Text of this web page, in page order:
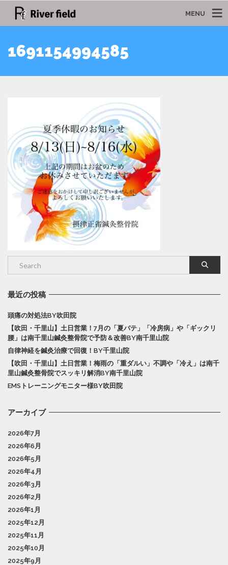
MENU
1691154994585
最近の投稿
頭痛の対処法BY吹田院
【吹田・千里山】土日営業！7月の「夏バテ」「冷房病」や「ギックリ
腰」は南千里山鍼灸整骨院で予防＆改善BY南千里山院
自律神経を鍼灸治療で回復！BY千里山院
【吹田・千里山】土日営業！梅雨の「重ダルい」不調や「冷え」は南千
里山鍼灸整骨院でスッキリ解消BY南千里山院
EMSトレーニングモニター様BY吹田院
アーカイブ
2026年7月
2026年6月
2026年5月
2026年4月
2026年3月
2026年2月
2026年1月
2025年12月
2025年11月
2025年10月
2025年9月